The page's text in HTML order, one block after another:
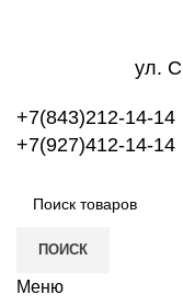
ул.
+7(843)212-14-14
+7(927)412-14-14
ПОИСК
Меню